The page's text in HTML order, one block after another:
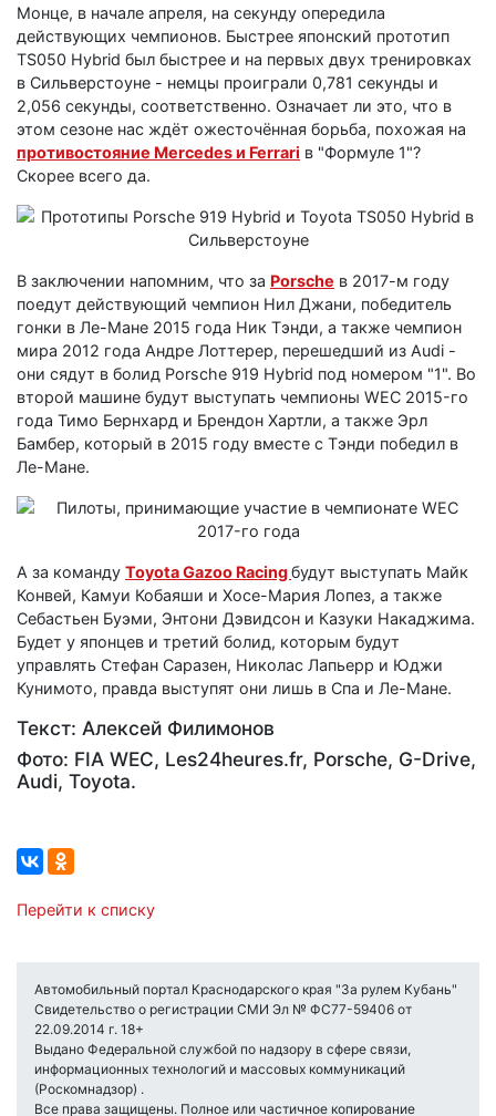
Монце, в начале апреля, на секунду опередила
действующих чемпионов. Быстрее японский прототип
TS050 Hybrid был быстрее и на первых двух тренировках
в Сильверстоуне - немцы проиграли 0,781 секунды и
2,056 секунды, соответственно. Означает ли это, что в
этом сезоне нас ждёт ожесточённая борьба, похожая на
противостояние Mercedes и Ferrari в "Формуле 1"?
Скорее всего да.
В заключении напомним, что за Porsche в 2017-м году
поедут действующий чемпион Нил Джани, победитель
гонки в Ле-Мане 2015 года Ник Тэнди, а также чемпион
мира 2012 года Андре Лоттерер, перешедший из Audi -
они сядут в болид Porsche 919 Hybrid под номером "1". Во
второй машине будут выступать чемпионы WEC 2015-го
года Тимо Бернхард и Брендон Хартли, а также Эрл
Бамбер, который в 2015 году вместе с Тэнди победил в
Ле-Мане.
А за команду Toyota Gazoo Racingбудут выступать Майк
Конвей, Камуи Кобаяши и Хосе-Мария Лопез, а также
Себастьен Буэми, Энтони Дэвидсон и Казуки Накаджима.
Будет у японцев и третий болид, которым будут
управлять Стефан Саразен, Николас Лапьерр и Юджи
Кунимото, правда выступят они лишь в Спа и Ле-Мане.
Текст: Алексей Филимонов
Фото: FIA WEC, Les24heures.fr, Porsche, G-Drive,
Audi, Toyota.
Перейти к списку
Автомобильный портал Краснодарского края "За рулем Кубань"
Свидетельство о регистрации СМИ Эл № ФС77-59406 от
22.09.2014 г. 18+
Выдано Федеральной службой по надзору в сфере связи,
информационных технологий и массовых коммуникаций
(Роскомнадзор) .
Все права защищены. Полное или частичное копирование